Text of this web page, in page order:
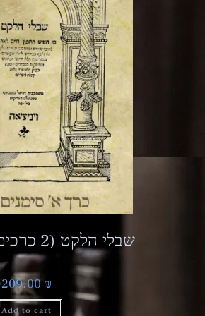
(מכתב יד) שבלי הלקט (2 כרכים)
209.00₪
Add to cart